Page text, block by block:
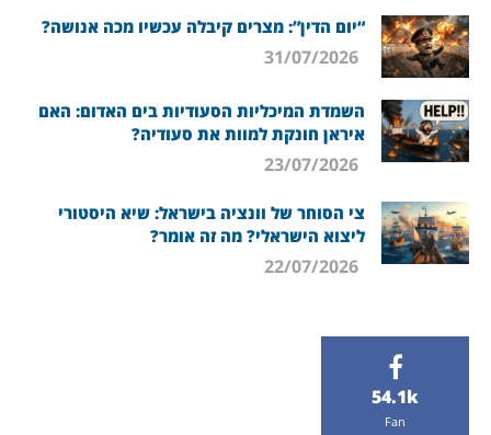
“יום הדין”: מצרים קיבלה עכשיו מכה אנושה?
השמדת המיכליות הסעודיות בים האדום: האם
איראן חונקת למוות את סעודיה?
צי הסוחר של וונציה בישראל: שיא היסטורי
ליצוא הישראלי? מה זה אומר?
54.1k
Fan